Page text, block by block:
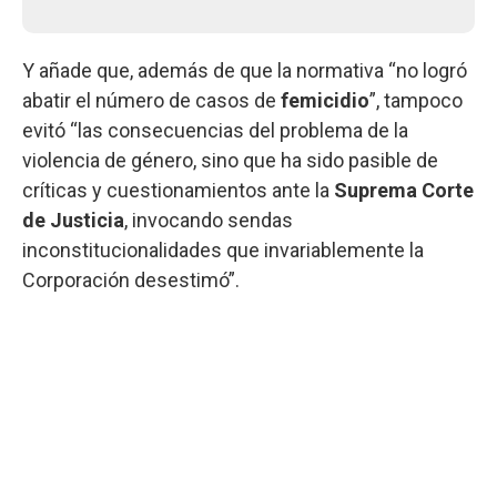
Y añade que, además de que la normativa “no logró
abatir el número de casos de femicidio”, tampoco
evitó “las consecuencias del problema de la
violencia de género, sino que ha sido pasible de
críticas y cuestionamientos ante la Suprema Corte
de Justicia, invocando sendas
inconstitucionalidades que invariablemente la
Corporación desestimó”.